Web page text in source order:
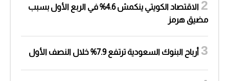
الاقتصاد الكويتي ينكمش 4.6% في الربع الأول بسبب
مضيق هرمز
أرباح البنوك السعودية ترتفع 7.9% خلال النصف الأول